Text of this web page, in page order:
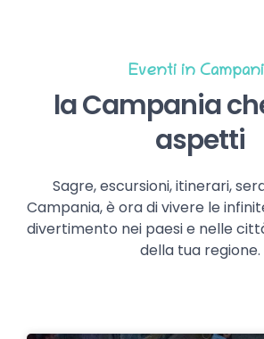
Eventi in
la Campania
aspetti
Sagre, escursioni, itinerari,
Campania, è ora di vivere le
divertimento nei paesi e nelle
della tua regione.